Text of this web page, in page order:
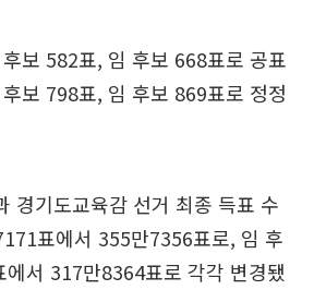
보 582표, 임 후보 668표로 공표
보 798표, 임 후보 869표로 정정
경기도교육감 선거 최종 득표 수
표에서 355만7356표로, 임 후
서 317만8364표로 각각 변경됐